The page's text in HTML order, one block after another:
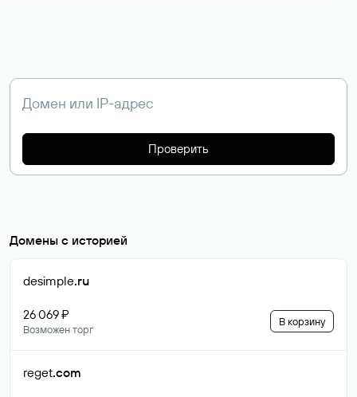
Проверить
Домены с историей
desimple.ru
26 069 ₽
Возможен торг
В корзину
reget.com